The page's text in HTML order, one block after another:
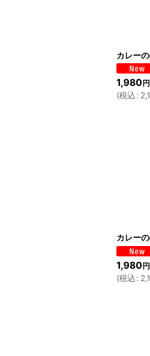
カレー
1,980 円
(税込 :
カレー
1,980 円
(税込 :